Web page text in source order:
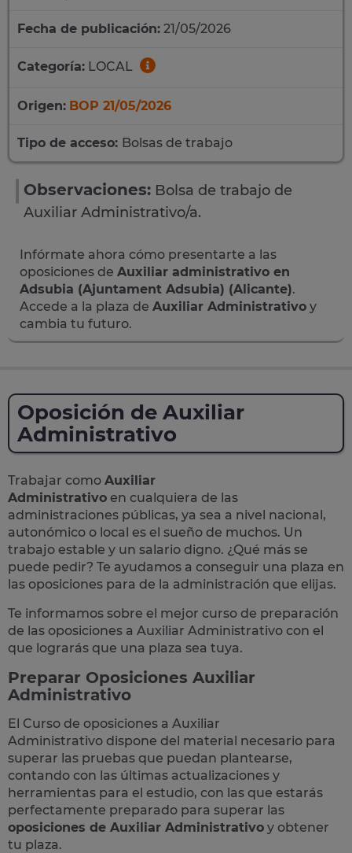
Fecha de publicación: 21/05/2026
Categoría: LOCAL
Origen: BOP 21/05/2026
Tipo de acceso: Bolsas de trabajo
Observaciones: Bolsa de trabajo de
Auxiliar Administrativo/a.
Infórmate ahora cómo presentarte a las
oposiciones de Auxiliar administrativo en
Adsubia (Ajuntament Adsubia) (Alicante).
Accede a la plaza de Auxiliar Administrativo y
cambia tu futuro.
Oposición de Auxiliar
Administrativo
Trabajar como Auxiliar
Administrativo en cualquiera de las
administraciones públicas, ya sea a nivel nacional,
autonómico o local es el sueño de muchos. Un
trabajo estable y un salario digno. ¿Qué más se
puede pedir? Te ayudamos a conseguir una plaza en
las oposiciones para de la administración que elijas.
Te informamos sobre el mejor curso de preparación
de las oposiciones a Auxiliar Administrativo con el
que lograrás que una plaza sea tuya.
Preparar Oposiciones Auxiliar
Administrativo
El Curso de oposiciones a Auxiliar
Administrativo dispone del material necesario para
superar las pruebas que puedan plantearse,
contando con las últimas actualizaciones y
herramientas para el estudio, con las que estarás
perfectamente preparado para superar las
oposiciones de Auxiliar Administrativo y obtener
tu plaza.